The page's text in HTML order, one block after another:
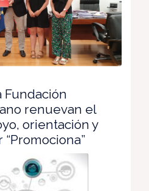
Fundación
renuevan el
orientación y